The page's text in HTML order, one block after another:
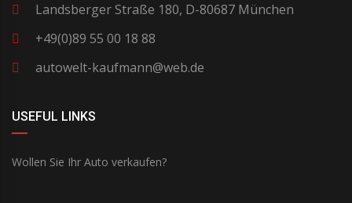
Landsberger Straße 180, D-80687 München
+49(0)89 55 00 18 88
autowelt-kaufmann@web.de
USEFUL LINKS
Wollen Sie Ihr Auto verkaufen?